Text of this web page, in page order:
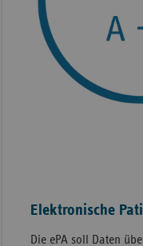
Elektronische
Die ePA soll Daten